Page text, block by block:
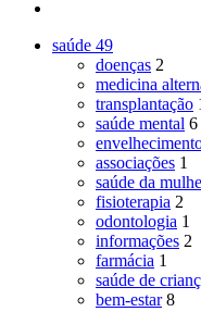
saúde 49
doenças 2
medicina
transplantação
saúde mental 6
associações 1
saúde da
fisioterapia 2
odontologia 1
informações 2
farmácia 1
saúde de
bem-estar 8